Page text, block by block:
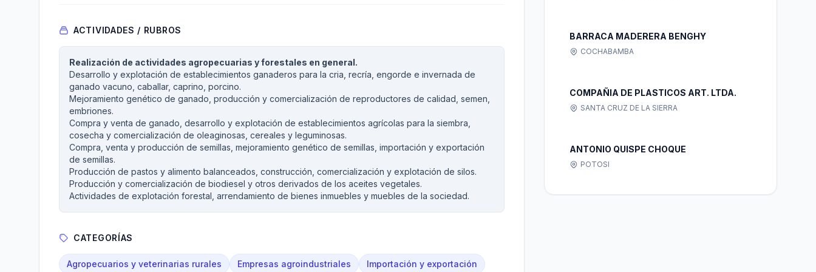
ACTIVIDADES / RUBROS
Realización de actividades agropecuarias y forestales en general.
Desarrollo y explotación de establecimientos ganaderos para la cria, recría, engorde e invernada de
ganado vacuno, caballar, caprino, porcino.
Mejoramiento genético de ganado, producción y comercialización de reproductores de calidad, semen,
embriones.
Compra y venta de ganado, desarrollo y explotación de establecimientos agrícolas para la siembra,
cosecha y comercialización de oleaginosas, cereales y leguminosas.
Compra, venta y producción de semillas, mejoramiento genético de semillas, importación y exportación
de semillas.
Producción de pastos y alimento balanceados, construcción, comercialización y explotación de silos.
Producción y comercialización de biodiesel y otros derivados de los aceites vegetales.
Actividades de explotación forestal, arrendamiento de bienes inmuebles y muebles de la sociedad.
CATEGORÍAS
Agropecuarios y veterinarias rurales Empresas agroindustriales Importación y exportación
BARRACA MADERERA BENGHY
COCHABAMBA
COMPAÑIA DE PLASTICOS ART. LTDA.
SANTA CRUZ DE LA SIERRA
ANTONIO QUISPE CHOQUE
POTOSI